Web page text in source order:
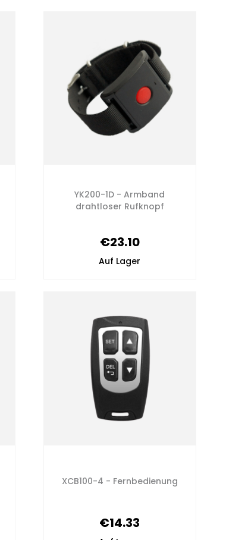
YK200-1D - Armband
drahtloser Rufknopf
€23.10
Auf Lager
XCB100-4 - Fernbedienung
€14.33